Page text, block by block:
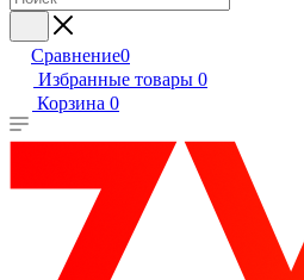
Сравнение0
Избранные товары 0
Корзина 0